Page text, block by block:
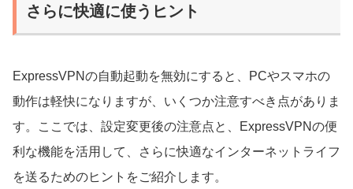
さらに快適に使うヒント
ExpressVPNの自動起動を無効にすると、PCやスマホの
動作は軽快になりますが、いくつか注意すべき点がありま
す。ここでは、設定変更後の注意点と、ExpressVPNの便
利な機能を活用して、さらに快適なインターネットライフ
を送るためのヒントをご紹介します。